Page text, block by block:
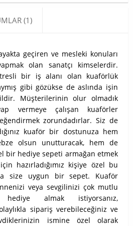
(1)
geçiren ve mesleki konuları
olan sanatçı kimselerdir.
bir iş alanı olan kuaförlük
gibi gözükse de aslında işin
Müşterilerinin olur olmadık
vermeye çalışan kuaförler
zorundadırlar. Siz de
kuaför bir dostunuza hem
olsun unutturacak, hem de
bir hediye sepeti armağan etmek
hazırladığımız kişiye özel bu
size uygun bir sepet. Kuaför
veya sevgilinizi çok mutlu
almak istiyorsanız,
sipariş verebileceğiniz ve
ismine özel olarak